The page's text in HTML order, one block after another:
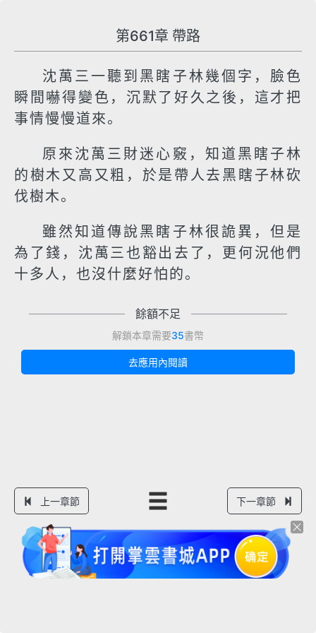
第661章 帶路
沈萬三一聽到黑瞎子林幾個字，臉色
瞬間嚇得變色，沉默了好久之後，這才把
事情慢慢道來。
原來沈萬三財迷心竅，知道黑瞎子林
的樹木又高又粗，於是帶人去黑瞎子林砍
伐樹木。
雖然知道傳說黑瞎子林很詭異，但是
為了錢，沈萬三也豁出去了，更何況他們
十多人，也沒什麼好怕的。
餘額不足
解鎖本章需要35書幣
去應用內閱讀
上一章節 下一章節